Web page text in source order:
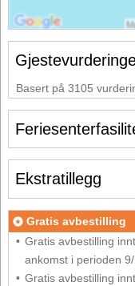
Basert på 3105
Ekstratillegg
Gratis avbestilling
Gratis avbestilling
ankomst i perioden
Gratis avbestilling